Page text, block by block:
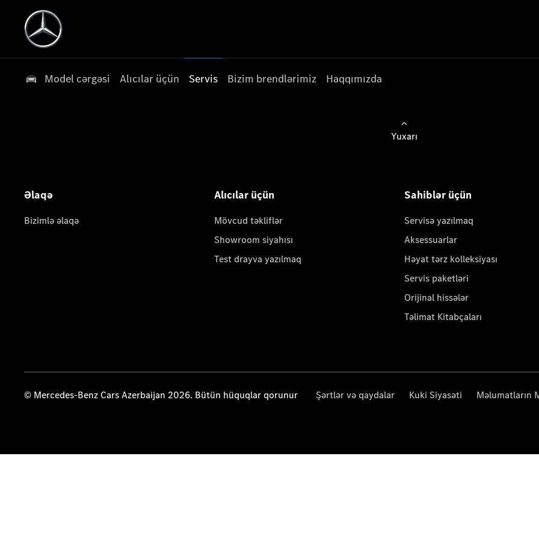
Model cərgəsi Alıcılar üçün Servis Bizim brendlərimiz Haqqımızda
Yuxarı
Əlaqə
Bizimlə əlaqə
Alıcılar üçün
Mövcud təkliflər
Showroom siyahısı
Test drayva yazılmaq
Sahiblər üçün
Servisə yazılmaq
Aksessuarlar
Həyat tərz kolleksiyası
Servis paketləri
Orijinal hissələr
Təlimat Kitabçaları
© Mercedes-Benz Cars Azerbaijan 2026. Bütün hüquqlar qorunur Şərtlər və qaydalar Kuki Siyasəti Məlumatların